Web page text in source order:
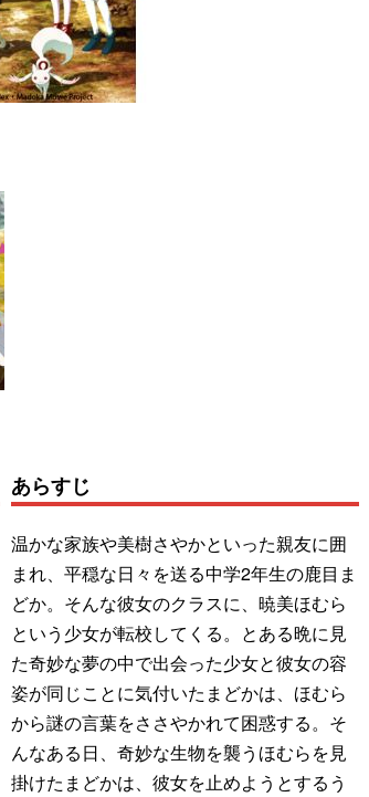
あらすじ
温かな家族や美樹さやかといった親友に囲
まれ、平穏な日々を送る中学2年生の鹿目ま
どか。そんな彼女のクラスに、暁美ほむら
という少女が転校してくる。とある晩に見
た奇妙な夢の中で出会った少女と彼女の容
姿が同じことに気付いたまどかは、ほむら
から謎の言葉をささやかれて困惑する。そ
んなある日、奇妙な生物を襲うほむらを見
掛けたまどかは、彼女を止めようとするう